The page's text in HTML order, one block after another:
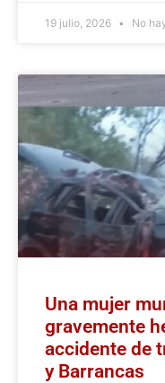
19 julio, 2026 No
Una mujer
gravemente
accidente de
y Barrancas